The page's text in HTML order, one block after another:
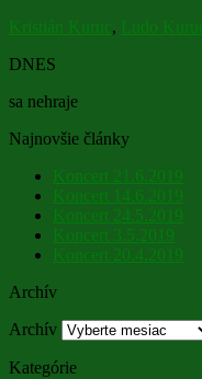
Kristián Kuruc, Ludo
DNES
sa nehraje
Najnovšie články
Koncert 21.6.2019
Koncert 14.6.2019
Koncert 24.5.2019
Koncert 3.5.2019
Koncert 20.4.2019
Archív
Archív
Kategórie